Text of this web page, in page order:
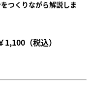
つくりながら解説しま
1,100（税込）